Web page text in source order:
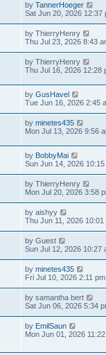
by TannerHoeger
Sat Jun 20, 2026 12:37
by ThierryHenry
Thu Jul 23, 2026 8:43
by ThierryHenry
Thu Jul 16, 2026 12:28
by GusHavel
Tue Jun 16, 2026 2:45
by minetes435
Mon Jul 13, 2026 9:56
by BobbyMai
Sun Jun 14, 2026 10:15
by ThierryHenry
Mon Jul 20, 2026 3:58
by aishyy
Thu Jun 11, 2026 10:01
by Guest
Sun Jul 12, 2026 10:27
by minetes435
Fri Jul 10, 2026 2:11 pm
by samantha bert
Sat Jun 06, 2026 5:34
by EmilSaun
Mon Jun 01, 2026